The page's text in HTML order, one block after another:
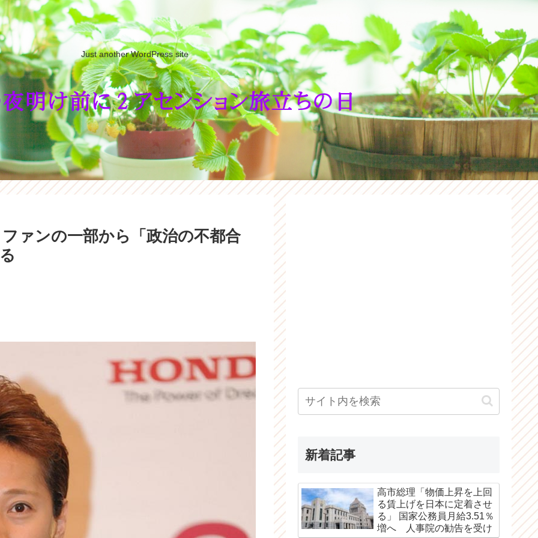
Just another WordPress site
ァンの一部から「政治の不都合
新着記事
高市総理「物価上昇を上回
る賃上げを日本に定着させ
る」 国家公務員月給3.51％
増へ 人事院の勧告を受け